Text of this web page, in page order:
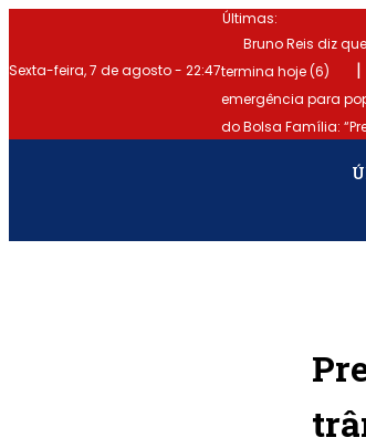
Sexta-feira, 7 de agosto - 22:47
Últimas:
Bruno Reis diz
termina hoje (6)
|
emergência para
do Bolsa Família: